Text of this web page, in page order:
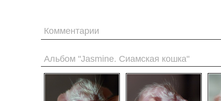
Комментарии
Альбом "Jasmine. Сиамская кошка"